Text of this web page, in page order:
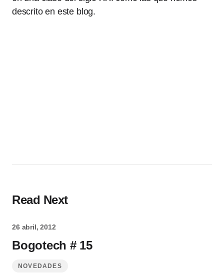
descrito en este blog.
Read Next
26 abril, 2012
Bogotech # 15
NOVEDADES